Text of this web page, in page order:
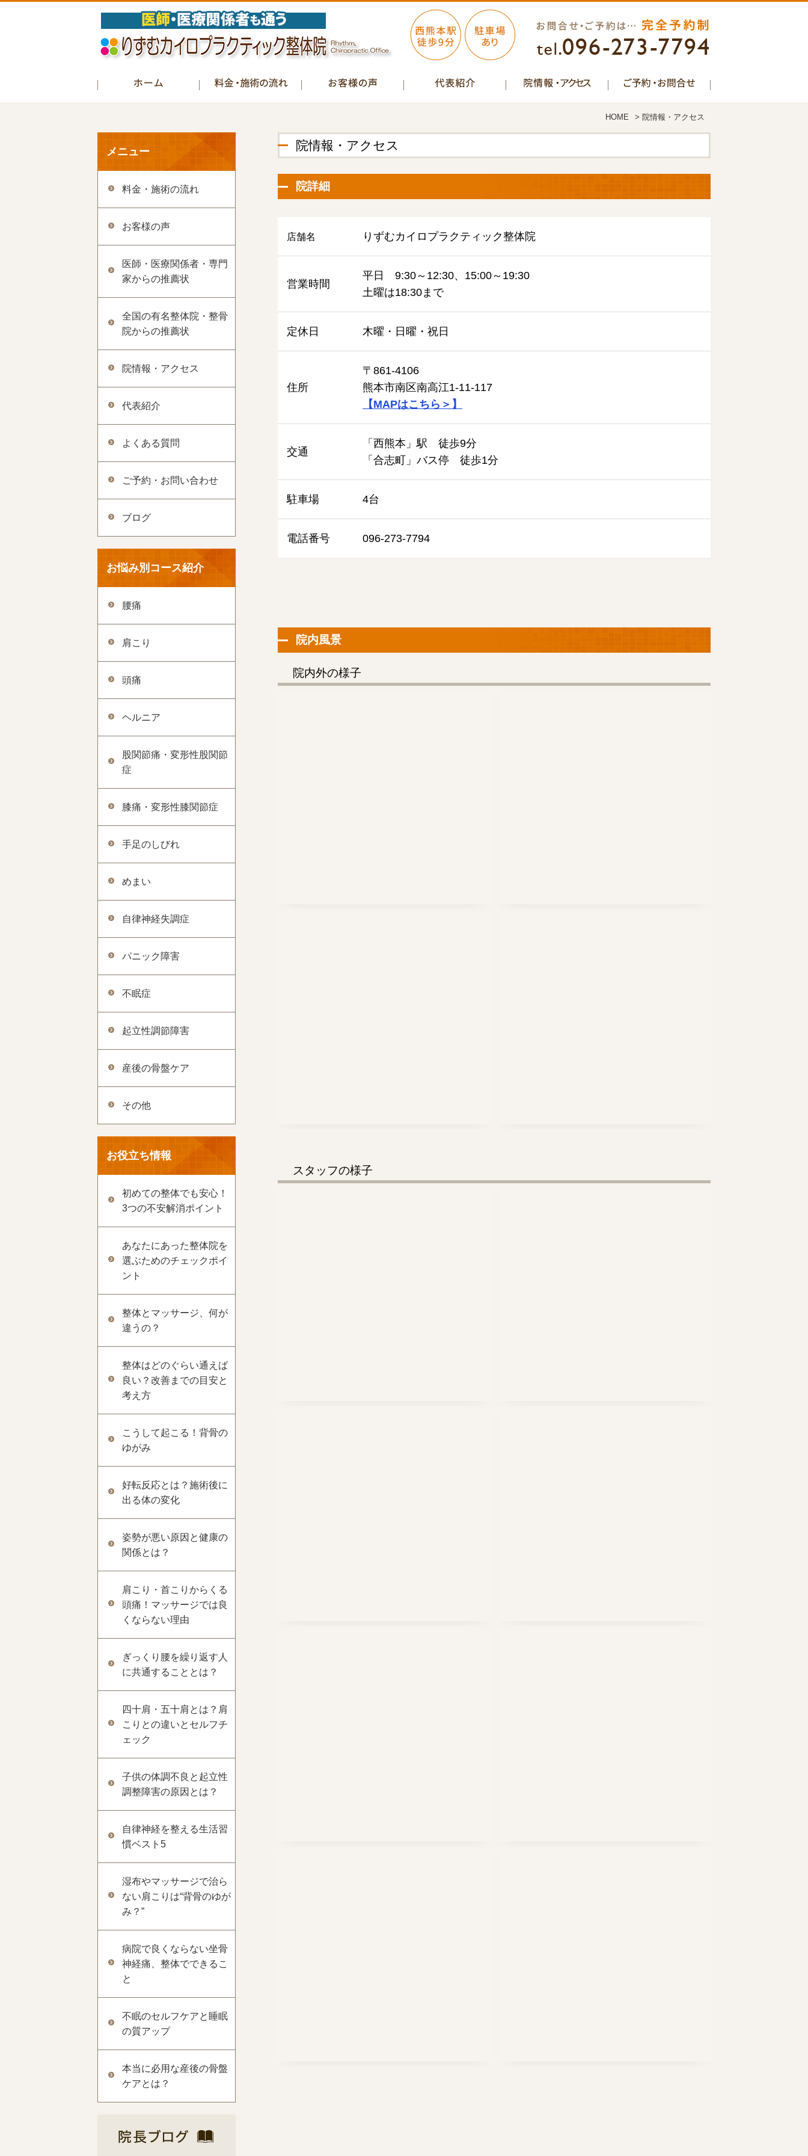
HOME > 院情報・アクセス
院情報・アクセス
院詳細
店舗名 りずむカイロプラクティック整体院
営業時間
平日 9:30～12:30、15:00～19:30
土曜は18:30まで
定休日 木曜・日曜・祝日
住所
〒861-4106
熊本市南区南高江1-11-117
【MAPはこちら＞】
交通
「西熊本」駅 徒歩9分
「合志町」バス停 徒歩1分
駐車場 4台
電話番号 096-273-7794
院内風景
院内外の様子
スタッフの様子
メニュー
料金・施術の流れ
お客様の声
医師・医療関係者・専門
家からの推薦状
全国の有名整体院・整骨
院からの推薦状
院情報・アクセス
代表紹介
よくある質問
ご予約・お問い合わせ
ブログ
お悩み別コース紹介
腰痛
肩こり
頭痛
ヘルニア
股関節痛・変形性股関節
症
膝痛・変形性膝関節症
手足のしびれ
めまい
自律神経失調症
パニック障害
不眠症
起立性調節障害
産後の骨盤ケア
その他
お役立ち情報
初めての整体でも安心！
3つの不安解消ポイント
あなたにあった整体院を
選ぶためのチェックポイ
ント
整体とマッサージ、何が
違うの？
整体はどのぐらい通えば
良い？改善までの目安と
考え方
こうして起こる！背骨の
ゆがみ
好転反応とは？施術後に
出る体の変化
姿勢が悪い原因と健康の
関係とは？
肩こり・首こりからくる
頭痛！マッサージでは良
くならない理由
ぎっくり腰を繰り返す人
に共通することとは？
四十肩・五十肩とは？肩
こりとの違いとセルフチ
ェック
子供の体調不良と起立性
調整障害の原因とは？
自律神経を整える生活習
慣ベスト5
湿布やマッサージで治ら
ない肩こりは“背骨のゆが
み？”
病院で良くならない坐骨
神経痛、整体でできるこ
と
不眠のセルフケアと睡眠
の質アップ
本当に必用な産後の骨盤
ケアとは？